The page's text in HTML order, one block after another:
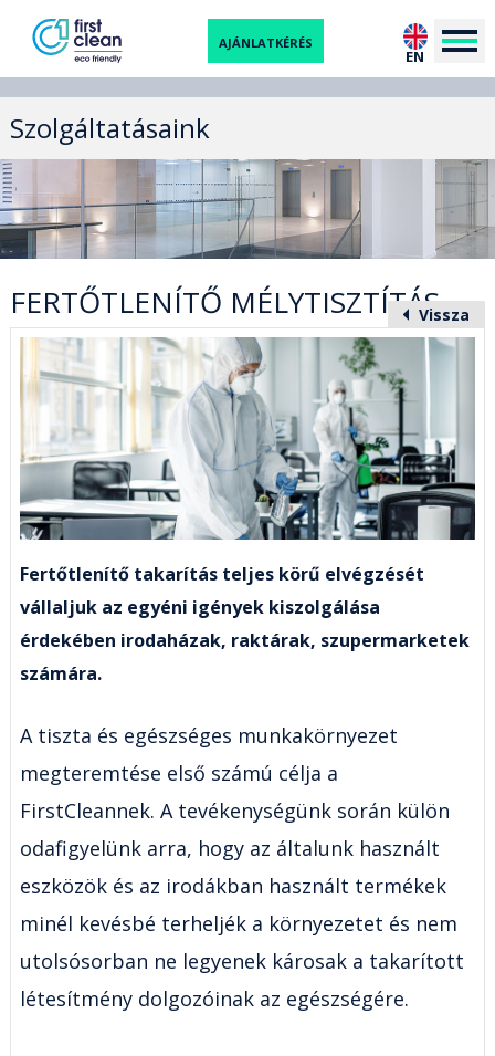
EN
AJÁNLATKÉRÉS
Szolgáltatásaink
FERTŐTLENÍTŐ MÉLYTISZTÍTÁSVissza
Fertőtlenítő takarítás teljes körű elvégzését
vállaljuk az egyéni igények kiszolgálása
érdekében irodaházak, raktárak, szupermarketek
számára.
A tiszta és egészséges munkakörnyezet
megteremtése első számú célja a
FirstCleannek. A tevékenységünk során külön
odafigyelünk arra, hogy az általunk használt
eszközök és az irodákban használt termékek
minél kevésbé terheljék a környezetet és nem
utolsósorban ne legyenek károsak a takarított
létesítmény dolgozóinak az egészségére.